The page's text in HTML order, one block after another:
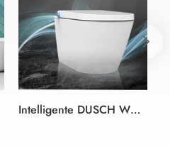
Intelligente DUSCH WC douche bidet Wc-zitting wit bidet wc-bril in randloze Design